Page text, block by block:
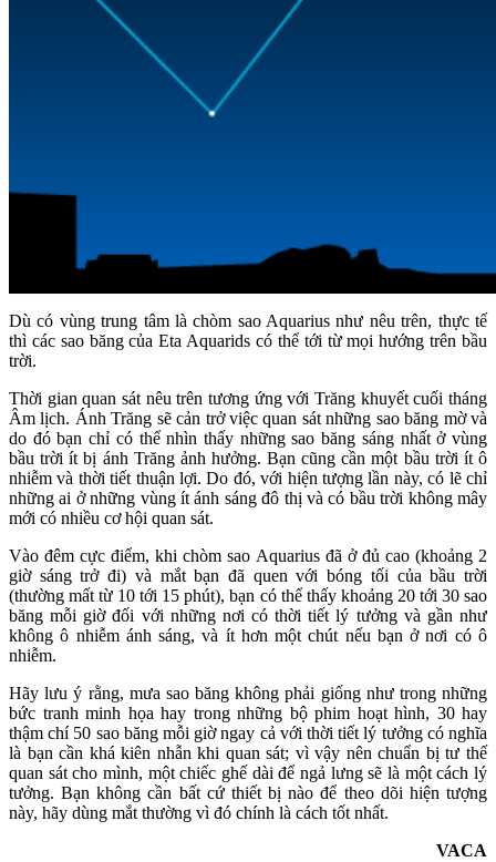
Dù có vùng trung tâm là chòm sao Aquarius như nêu trên, thực tế
thì các sao băng của Eta Aquarids có thể tới từ mọi hướng trên bầu
trời.
Thời gian quan sát nêu trên tương ứng với Trăng khuyết cuối tháng
Âm lịch. Ánh Trăng sẽ cản trở việc quan sát những sao băng mờ và
do đó bạn chỉ có thể nhìn thấy những sao băng sáng nhất ở vùng
bầu trời ít bị ánh Trăng ảnh hưởng. Bạn cũng cần một bầu trời ít ô
nhiễm và thời tiết thuận lợi. Do đó, với hiện tượng lần này, có lẽ chỉ
những ai ở những vùng ít ánh sáng đô thị và có bầu trời không mây
mới có nhiều cơ hội quan sát.
Vào đêm cực điểm, khi chòm sao Aquarius đã ở đủ cao (khoảng 2
giờ sáng trở đi) và mắt bạn đã quen với bóng tối của bầu trời
(thường mất từ 10 tới 15 phút), bạn có thể thấy khoảng 20 tới 30 sao
băng mỗi giờ đối với những nơi có thời tiết lý tưởng và gần như
không ô nhiễm ánh sáng, và ít hơn một chút nếu bạn ở nơi có ô
nhiễm.
Hãy lưu ý rằng, mưa sao băng không phải giống như trong những
bức tranh minh họa hay trong những bộ phim hoạt hình, 30 hay
thậm chí 50 sao băng mỗi giờ ngay cả với thời tiết lý tưởng có nghĩa
là bạn cần khá kiên nhẫn khi quan sát; vì vậy nên chuẩn bị tư thế
quan sát cho mình, một chiếc ghế dài để ngả lưng sẽ là một cách lý
tưởng. Bạn không cần bất cứ thiết bị nào để theo dõi hiện tượng
này, hãy dùng mắt thường vì đó chính là cách tốt nhất.
VACA